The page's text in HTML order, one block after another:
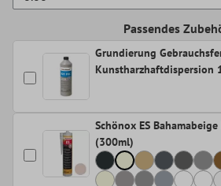
Passendes
Grundierung
Kunstharzhaftdispersion
Schönox ES
(300ml)